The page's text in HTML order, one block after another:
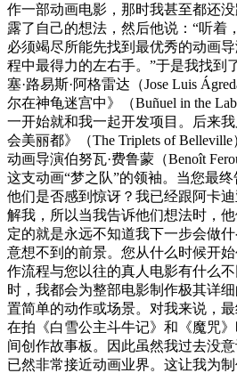
作一部动画电影，那时我甚至都还
露了自己的想法，然后他说：“听着
必须竭尽所能先找到最优秀的动画
程中最得力的左右手。”于是我找到
塞·路易斯·阿格雷达（Jose Luis
尔在神龟迷宫中》（Buñuel in the
一开始就和我一起开发项目。后来
会美丽都》（The Triplets of
动画导演伯努瓦·费鲁蒙（Benoît
这支动画“梦之队”的领袖。当您最
他们是否感到惊讶？我已经跟阿卡
解我，所以当我告诉他们想法时，
定的就是永远不知道我下一步会做
意想不到的前景。您从什么时候开
作流程与您以往的真人电影有什么
时，我都会为整部电影制作极其详
置简单的动作或场景。对我来说，最
在拍《白雪公主斗牛记》和《魔咒
间创作故事板。因此虽然我过去没
已然非常接近动画业界。这让我为